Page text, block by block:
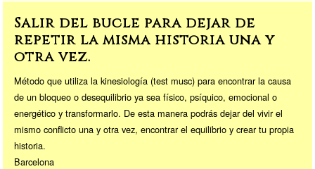
Salir del bucle para dejar de
repetir la misma historia una y
otra vez.
Método que utiliza la kinesiología (test musc) para encontrar la causa
de un bloqueo o desequilibrio ya sea físico, psíquico, emocional o
energético y transformarlo. De esta manera podrás dejar del vivir el
mismo conflicto una y otra vez, encontrar el equilibrio y crear tu propia
historia.
Barcelona